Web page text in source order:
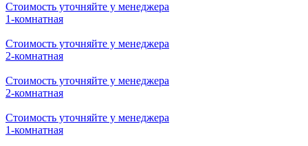
Стоимость уточняйте у менеджера
2-комнатная
Стоимость уточняйте у менеджера
2-комнатная
Стоимость уточняйте у менеджера
2-комнатная
Стоимость уточняйте у менеджера
2-комнатная